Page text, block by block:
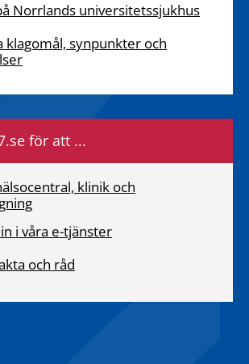
Norrlands universitetssjukhus
klagomål, synpunkter och
för att ...
klinik och
i våra e-tjänster
och råd